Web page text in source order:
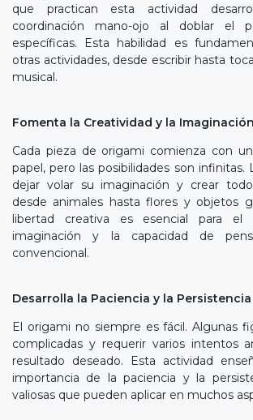
que practican esta actividad
coordinación mano-ojo al doblar el
específicas. Esta habilidad es
otras actividades, desde escribir hasta
musical.
Fomenta la Creatividad y la Imaginación
Cada pieza de origami comienza con
papel, pero las posibilidades son infinitas.
dejar volar su imaginación y crear
desde animales hasta flores y objetos
libertad creativa es esencial para el
imaginación y la capacidad de
convencional.
Desarrolla la Paciencia y la Persistencia
El origami no siempre es fácil. Algunas
complicadas y requerir varios intentos
resultado deseado. Esta actividad
importancia de la paciencia y la
valiosas que pueden aplicar en muchos